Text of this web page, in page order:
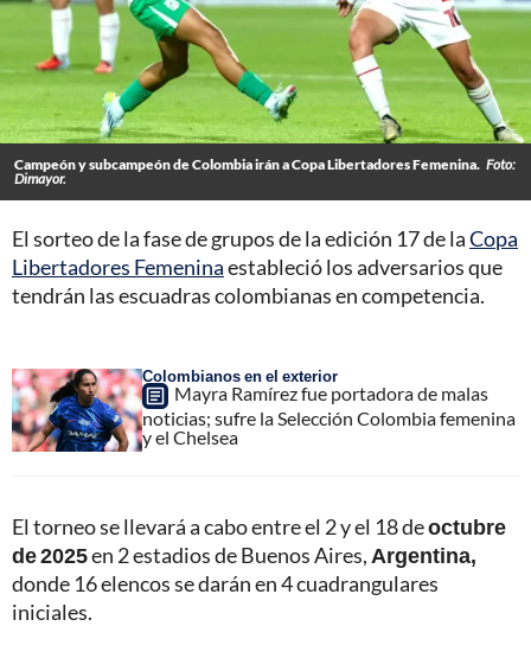
Campeón y subcampeón de Colombia irán a Copa Libertadores Femenina. Foto:
Dimayor.
El sorteo de la fase de grupos de la edición 17 de laCopa
Libertadores Femeninaestableció los adversarios que
tendrán las escuadras colombianas en competencia.
Colombianos en el exterior
Mayra Ramírez fue portadora de malas
noticias; sufre la Selección Colombia femenina
y el Chelsea
El torneo se llevará a cabo entre el 2 y el 18 deoctubre
de 2025en 2 estadios de Buenos Aires, Argentina,
donde 16 elencos se darán en 4 cuadrangulares
iniciales.